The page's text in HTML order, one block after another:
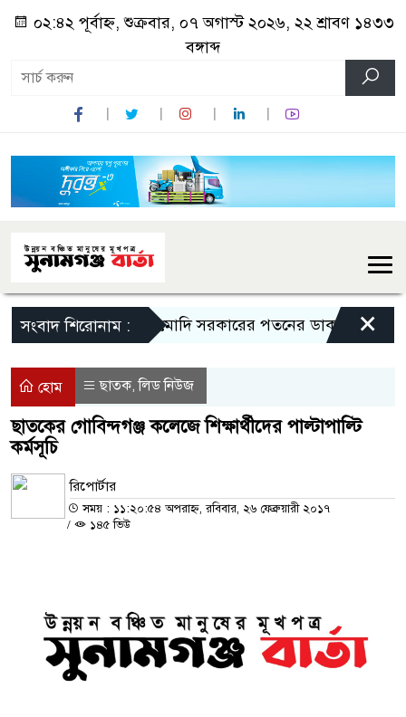
০২:৪২ পূর্বাহ্ন, শুক্রবার, ০৭ অগাস্ট ২০২৬, ২২ শ্রাবণ ১৪৩৩
বঙ্গাব্দ
সংবাদ শিরোনাম : মোদি সরকারের পতনের ডাক রাহুল গান্ধীর
×
হোম ছাতক,লিড নিউজ
ছাতকের গোবিন্দগঞ্জ কলেজে শিক্ষার্থীদের পাল্টাপাল্টি
কর্মসূচি
রিপোর্টার
সময় : ১১:২০:৫৪ অপরাহ্ন, রবিবার, ২৬ ফেব্রুয়ারী ২০১৭
/
১৪৫ ভিউ